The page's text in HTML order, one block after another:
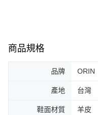
商品規格
品牌 ORIN
產地 台灣
鞋面材質 羊皮